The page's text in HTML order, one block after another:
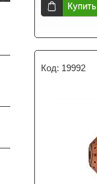
Купить
19992